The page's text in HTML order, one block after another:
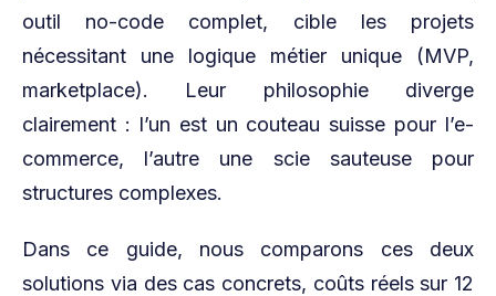
outil no-code complet, cible les projets
nécessitant une logique métier unique (MVP,
marketplace). Leur philosophie diverge
clairement : l’un est un couteau suisse pour l’e-
commerce, l’autre une scie sauteuse pour
structures complexes.
Dans ce guide, nous comparons ces deux
solutions via des cas concrets, coûts réels sur 12